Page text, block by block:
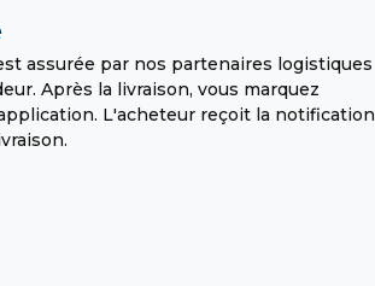
assurée par nos partenaires logistiques
Après la livraison, vous marquez
L'acheteur reçoit la notification